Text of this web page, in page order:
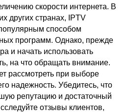
скорости интернета. В
других странах, IPTV
способом
программ. Однако, прежде
и начать использовать
на что обращать внимание.
рассмотреть при выборе
надежность. Убедитесь, что
репутацию и достаточный
отзывы клиентов,